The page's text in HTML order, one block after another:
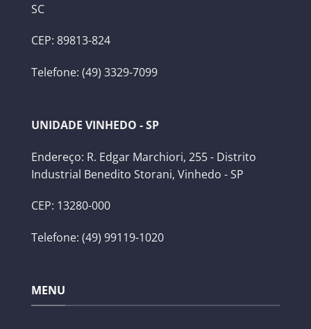
SC
CEP: 89813-824
Telefone: (49) 3329-7099
UNIDADE VINHEDO - SP
Endereço: R. Edgar Marchiori, 255 - Distrito
Industrial Benedito Storani, Vinhedo - SP
CEP: 13280-000
Telefone: (49) 99119-1020
MENU